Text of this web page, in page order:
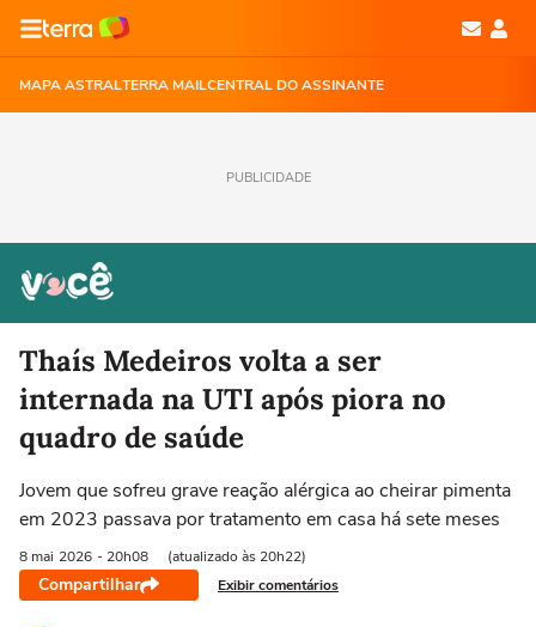
MAPA ASTRALTERRA MAILCENTRAL DO ASSINANTE
PUBLICIDADE
Thaís Medeiros volta a ser
internada na UTI após piora no
quadro de saúde
Jovem que sofreu grave reação alérgica ao cheirar pimenta
em 2023 passava por tratamento em casa há sete meses
8 mai 2026 - 20h08 (atualizado às 20h22)
Compartilhar Exibir comentários